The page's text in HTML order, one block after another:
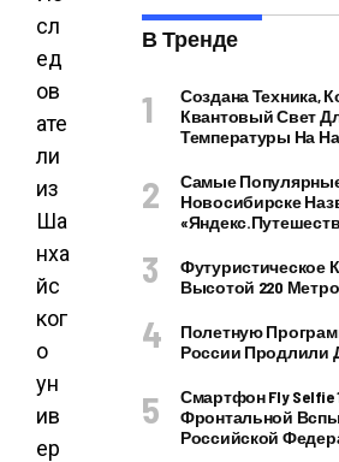
сл
ед
ов
ате
ли
из
Ша
нха
йс
ког
о
ун
ив
ер
В Тренде
Создана Техника,
Квантовый Свет
Температуры На
Самые
Новосибирске
Футуристическое
Высотой 220
Полетную
России Продлили
Смартфон Fly Selfie
Фронтальной
Российской